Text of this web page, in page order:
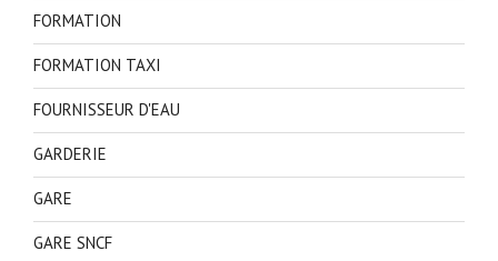
FORMATION
FORMATION TAXI
FOURNISSEUR D'EAU
GARDERIE
GARE
GARE SNCF